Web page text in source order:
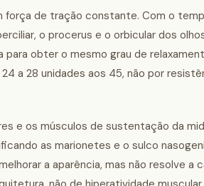
de tração constante. Com o
o procerus e o orbicular dos
obter o mesmo grau de
a 28 unidades aos 45, não por
e os músculos de sustentação da
as marionetes e o sulco
a aparência, mas não resolve a